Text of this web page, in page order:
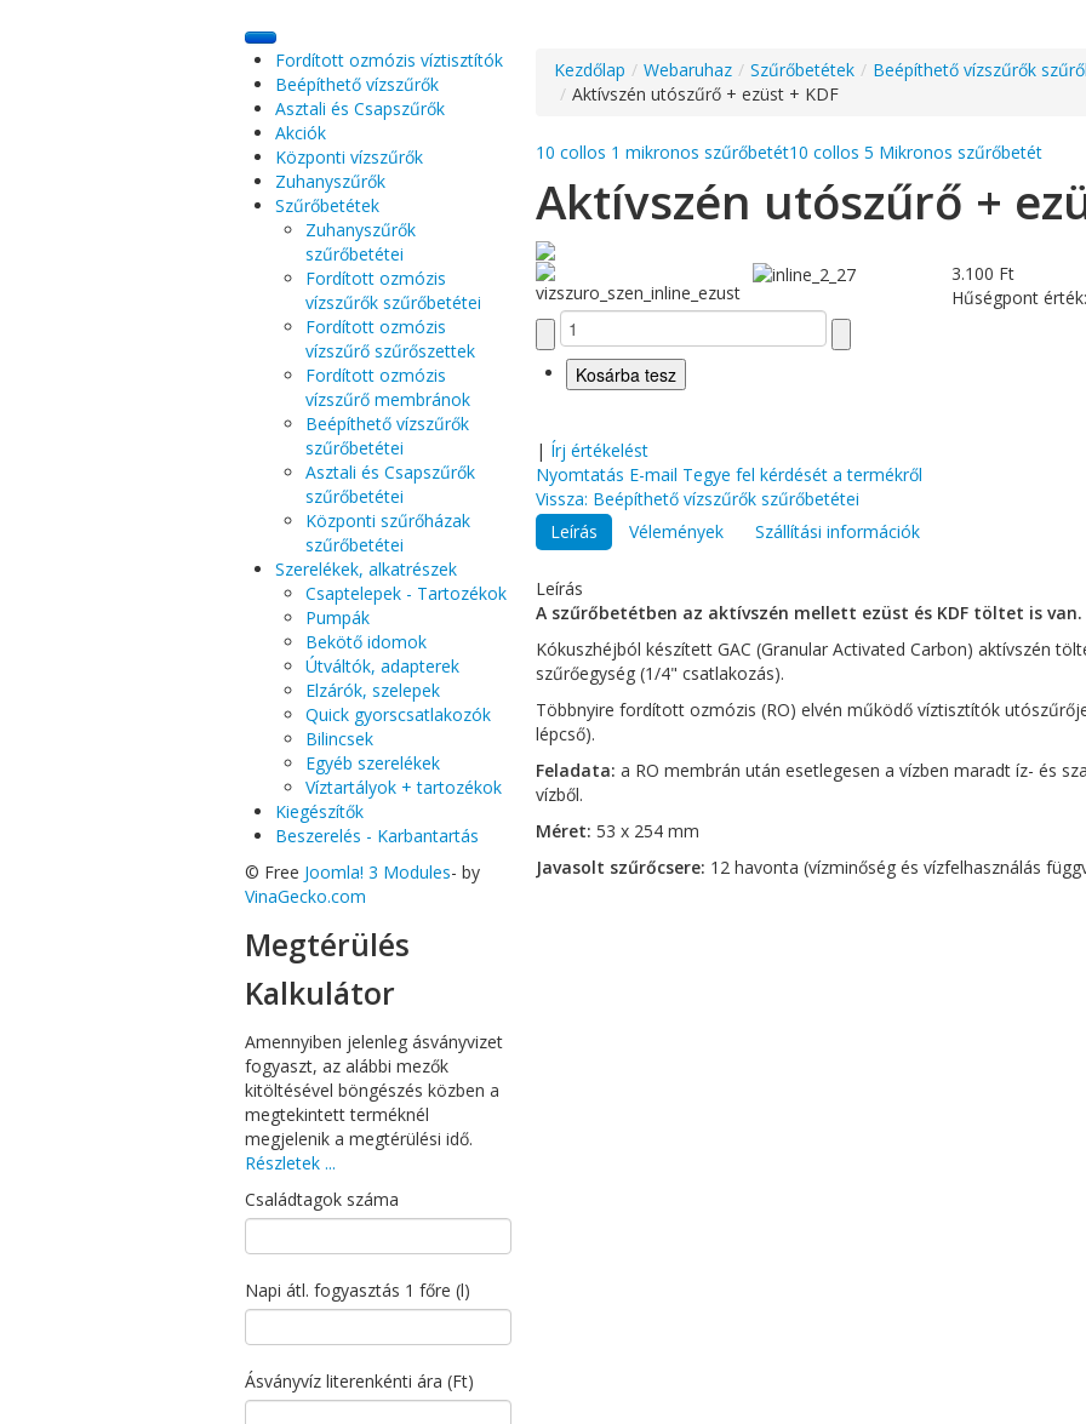
Fordított ozmózis víztisztítók
Beépíthető vízszűrők
Asztali és Csapszűrők
Akciók
Központi vízszűrők
Zuhanyszűrők
Szűrőbetétek
Zuhanyszűrők
szűrőbetétei
Fordított ozmózis
vízszűrők szűrőbetétei
Fordított ozmózis
vízszűrő szűrőszettek
Fordított ozmózis
vízszűrő membránok
Beépíthető vízszűrők
szűrőbetétei
Asztali és Csapszűrők
szűrőbetétei
Központi szűrőházak
szűrőbetétei
Szerelékek, alkatrészek
Csaptelepek - Tartozékok
Pumpák
Bekötő idomok
Útváltók, adapterek
Elzárók, szelepek
Quick gyorscsatlakozók
Bilincsek
Egyéb szerelékek
Víztartályok + tartozékok
Kiegészítők
Beszerelés - Karbantartás
© Free Joomla! 3 Modules- by
VinaGecko.com
Megtérülés
Kalkulátor
Amennyiben jelenleg ásványvizet
fogyaszt, az alábbi mezők
kitöltésével böngészés közben a
megtekintett terméknél
megjelenik a megtérülési idő.
Részletek ...
Családtagok száma
Napi átl. fogyasztás 1 főre (l)
Ásványvíz literenkénti ára (Ft)
Kezdőlap / Webaruhaz / Szűrőbetétek / Beépíthető vízszűrők
/ Aktívszén utószűrő + ezüst + KDF
10 collos 1 mikronos szűrőbetét10 collos 5 Mikronos szűrőbetét
Aktívszén utószűrő +
3.100 Ft
Hűségpont
| Írj értékelést
Nyomtatás E-mail Tegye fel kérdését a termékről
Vissza: Beépíthető vízszűrők szűrőbetétei
Leírás
Vélemények Szállítási információk
Leírás
A szűrőbetétben az aktívszén mellett ezüst és KDF töltet is van.
Kókuszhéjból készített GAC (Granular Activated Carbon) aktívszén
szűrőegység (1/4" csatlakozás).
Többnyire fordított ozmózis (RO) elvén működő víztisztítók
lépcső).
Feladata: a RO membrán után esetlegesen a vízben maradt íz- és
vízből.
Méret: 53 x 254 mm
Javasolt szűrőcsere: 12 havonta (vízminőség és vízfelhasználás